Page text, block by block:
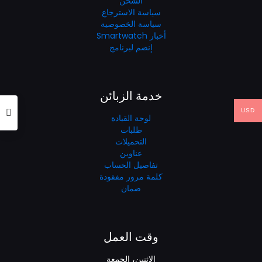
سياسة الاسترجاع
سياسة الخصوصية
أخبار Smartwatch
إنضم لبرنامج
خدمة الزبائن
لوحة القيادة
طلبات
التحميلات
عناوين
تفاصيل الحساب
كلمة مرور مفقودة
ضمان
وقت العمل
الإثنين، الجمعة
USD